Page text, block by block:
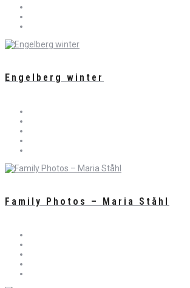
Engelberg winter
Family Photos – Maria Ståhl